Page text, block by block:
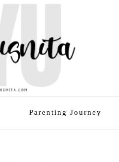
Parenting Journey